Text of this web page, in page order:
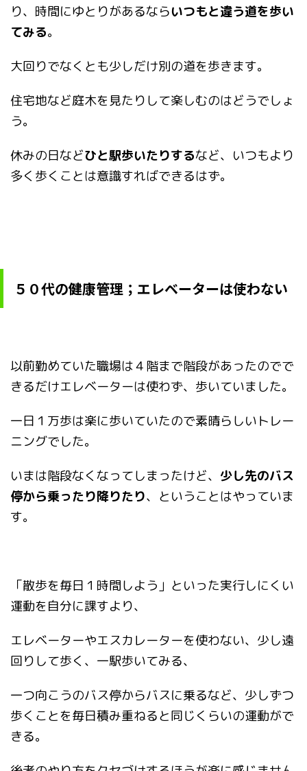
り、時間にゆとりがあるならいつもと違う道を歩い
てみる。
大回りでなくとも少しだけ別の道を歩きます。
住宅地など庭木を見たりして楽しむのはどうでしょ
う。
休みの日などひと駅歩いたりするなど、いつもより
多く歩くことは意識すればできるはず。
５０代の健康管理；エレベーターは使わない
以前勤めていた職場は４階まで階段があったのでで
きるだけエレベーターは使わず、歩いていました。
一日１万歩は楽に歩いていたので素晴らしいトレー
ニングでした。
いまは階段なくなってしまったけど、 少し先のバス
停から乗ったり降りたり、ということはやっていま
す。
「散歩を毎日１時間しよう」といった実行しにくい
運動を自分に課すより、
エレベーターやエスカレーターを使わない、少し遠
回りして歩く、一駅歩いてみる、
一つ向こうのバス停からバスに乗るなど、少しずつ
歩くことを毎日積み重ねると同じくらいの運動がで
きる。